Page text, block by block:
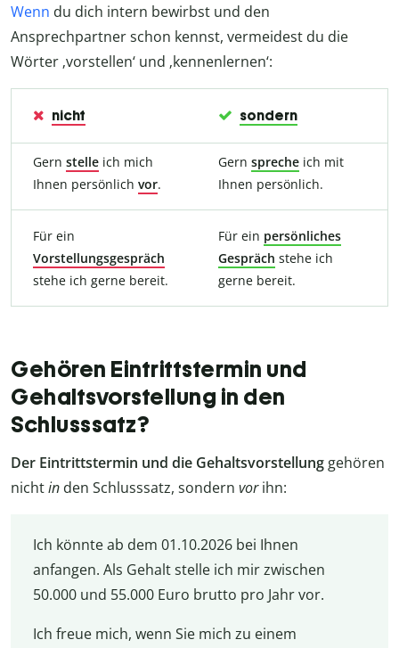
Wenn du dich intern bewirbst und den
Ansprechpartner schon kennst, vermeidest du die
Wörter ‚vorstellen‘ und ‚kennenlernen‘:
nicht sondern
Gern stelle ich mich
Ihnen persönlich vor.
Gern spreche ich mit
Ihnen persönlich.
Für ein
Vorstellungsgespräch
stehe ich gerne bereit.
Für ein persönliches
Gespräch stehe ich
gerne bereit.
Gehören Eintrittstermin und
Gehaltsvorstellung in den
Schlusssatz?
Der Eintrittstermin und die Gehaltsvorstellung gehören
nichtin den Schlusssatz, sondern vorihn:
Ich könnte ab dem 01.10.2026 bei Ihnen
anfangen. Als Gehalt stelle ich mir zwischen
50.000 und 55.000 Euro brutto pro Jahr vor.
Ich freue mich, wenn Sie mich zu einem